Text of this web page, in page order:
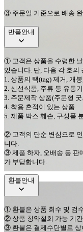
③ 주문일 기준으로 배송
반품안내
① 고객은 상품을 수령한
있습니다 단 다음 각 호의
1. 상품의 택(tag) 제거 개봉
2. 신선식품 주류 등 유통
3. 주문제작 상품(주문형 굿
4. 착용 흔적이 있는 상품
5. 제품 박스 훼손 구성품
② 고객의 단순 변심으로
니다
③ 제품 하자 오배송 등 판
가 부담합니다
환불안내
① 환불은 상품 회수 및 검
② 상품 청약철회 가능 기
③ 환불은 결제수단별로 상